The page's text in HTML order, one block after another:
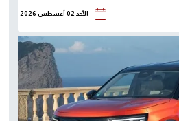
الأحد 02 أغسطس 2026